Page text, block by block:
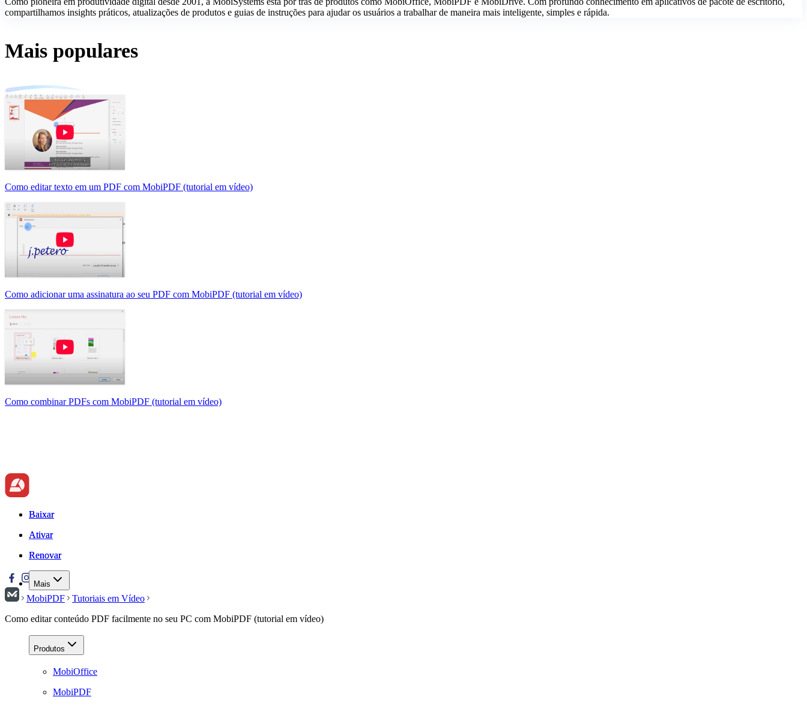
compartilhamos insights práticos, atualizações de produtos e guias de instruções para ajudar os usuários a trabalhar de maneira mais inteligente, simples e rápida.
Mais populares
Como editar texto em um PDF com MobiPDF (tutorial em vídeo)
Como adicionar uma assinatura ao seu PDF com MobiPDF (tutorial em vídeo)
Como combinar PDFs com MobiPDF (tutorial em vídeo)
Baixar
Ativar
Renovar
Mais
Baixar
Ativar
Renovar
MobiPDF
Tutoriais em Vídeo
Como editar conteúdo PDF facilmente no seu PC com MobiPDF (tutorial em vídeo)
Produtos
MobiOffice
MobiPDF